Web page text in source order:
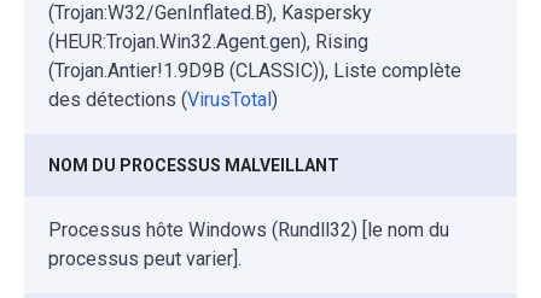
(Trojan:W32/GenInflated.B), Kaspersky
(HEUR:Trojan.Win32.Agent.gen), Rising
(Trojan.Antier!1.9D9B (CLASSIC)), Liste complète
des détections (VirusTotal )
NOM DU PROCESSUS MALVEILLANT
Processus hôte Windows (Rundll32) [le nom du
processus peut varier].